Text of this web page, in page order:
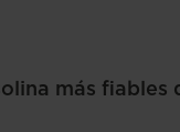
más fiables